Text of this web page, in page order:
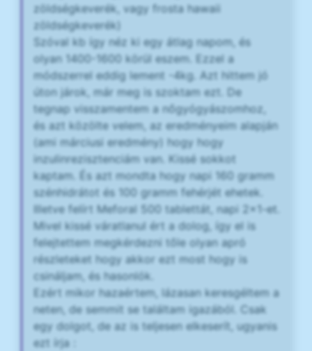
zöldségkeverék, vagy frosta hawaii
zöldségkeverék)
Szóval kb így néz ki egy átlag napom, és
olyan 1400-1600 körül eszem. Ezzel a
módszerrel eddig lement -4kg. Azt hittem jó
úton járok, már meg is szoktam ezt. De
tegnap visszamentem a nőgyógyászomhoz,
és azt közölte velem, az eredményeim alapján
(ami márciusi eredmény) hogy hogy
inzulinrezisztenciám van. Kissé sokkot
kaptam. És azt mondta hogy napi 160 gramm
szénhidrátot és 100 gramm fehérjét ehetek.
Illetve felírt Meforal 500 tablettát, napi 2x1-et.
Mivel kissé váratlanul ért a dolog, így el is
felejtettem megkérdezni tőle olyan apró
részleteket hogy akkor ezt most hogy is
csináljam, és hasonlók.
Ezért mikor hazaértem, lázasan keresgéltem a
neten, de semmit se találtam igazából. Csak
egy dolgot, de az is teljesen elkeserít, ugyanis
ezt írja :